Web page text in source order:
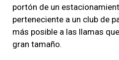
portón de un
perteneciente a un club de
más posible a las llamas
gran tamaño.